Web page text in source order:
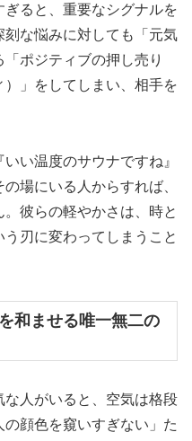
ぎると、重要なシグナルを
刻な悩みに対しても「元気
ポジティブの押し売り
）」をしてしまい、相手を
い温度のサウナですね』
場にいる人からすれば、
彼らの軽やかさは、時と
刃に変わってしまうこと
和ませる唯一無二の
人がいると、空気は格段
顔色を窺いすぎない」た